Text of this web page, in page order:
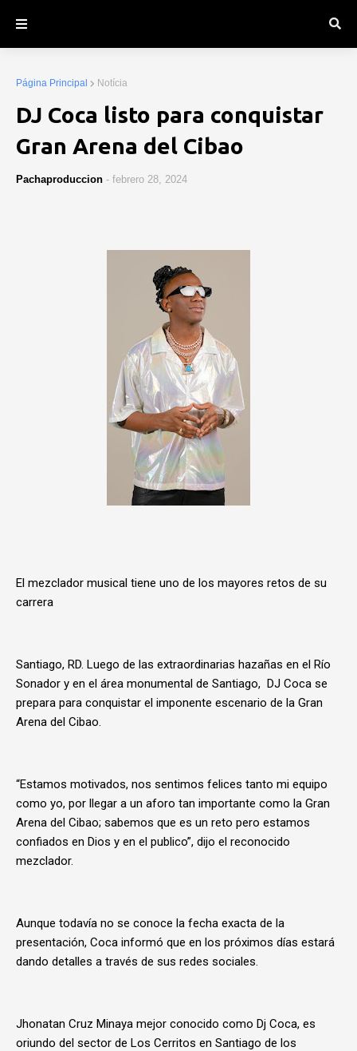
Página Principal Notícia
DJ Coca listo para conquistar
Gran Arena del Cibao
Pachaproduccion - febrero 28, 2024
El mezclador musical tiene uno de los mayores retos de su
carrera
Santiago, RD. Luego de las extraordinarias hazañas en el Río
Sonador y en el área monumental de Santiago, DJ Coca se
prepara para conquistar el imponente escenario de la Gran
Arena del Cibao.
“Estamos motivados, nos sentimos felices tanto mi equipo
como yo, por llegar a un aforo tan importante como la Gran
Arena del Cibao; sabemos que es un reto pero estamos
confiados en Dios y en el publico”, dijo el reconocido
mezclador.
Aunque todavía no se conoce la fecha exacta de la
presentación, Coca informó que en los próximos días estará
dando detalles a través de sus redes sociales.
Jhonatan Cruz Minaya mejor conocido como Dj Coca, es
oriundo del sector de Los Cerritos en Santiago de los